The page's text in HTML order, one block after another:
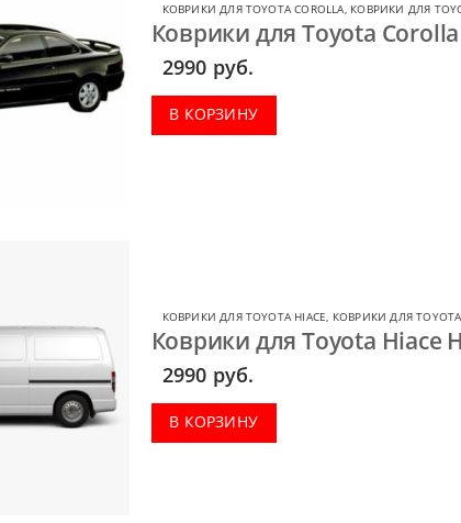
КОВРИКИ ДЛЯ TOYOTA COROLLA, КОВРИКИ ДЛЯ
Коврики для Toyota
2990 руб.
В КОРЗИНУ
КОВРИКИ ДЛЯ TOYOTA HIACE, КОВРИКИ ДЛЯ TOYOTA
Коврики для Toyota Hiace
2990 руб.
В КОРЗИНУ